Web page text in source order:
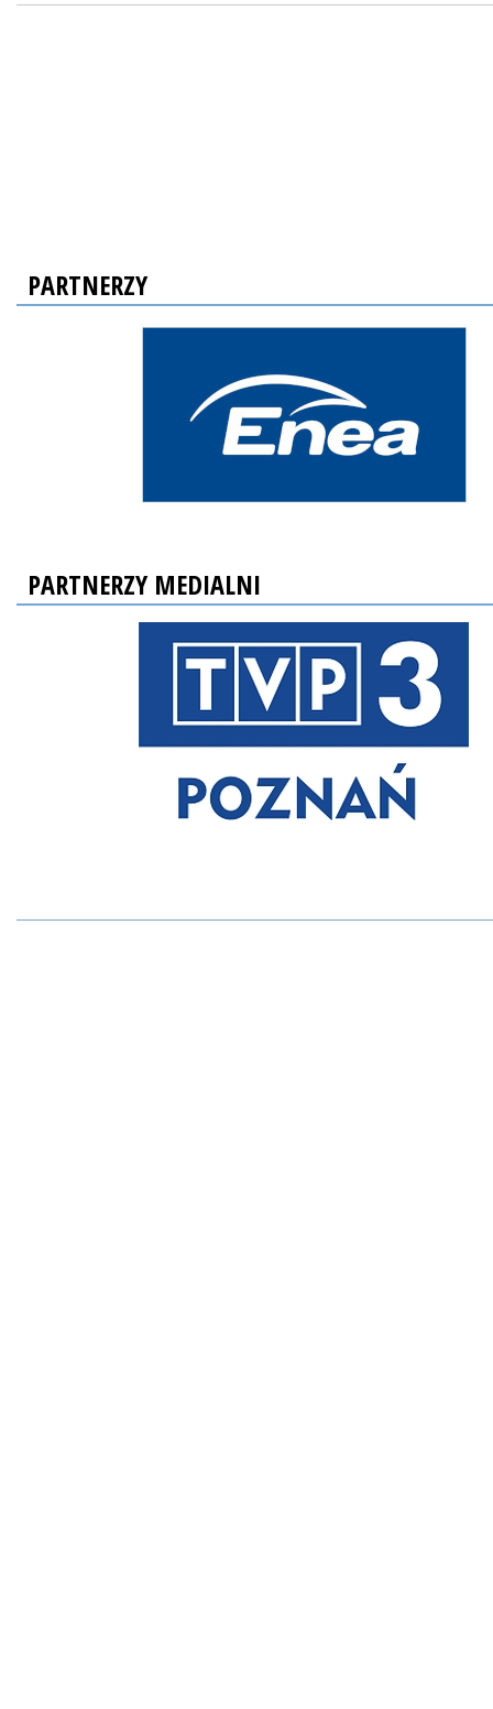
PARTNERZY
PARTNERZY MEDIALNI